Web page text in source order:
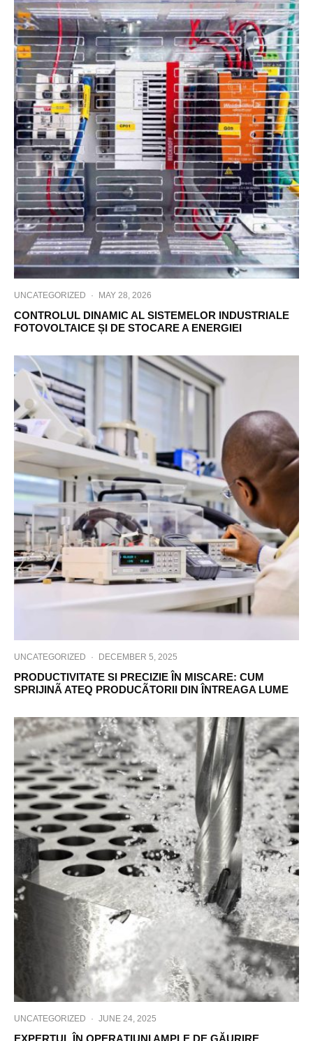
UNCATEGORIZED · MAY 28, 2026
CONTROLUL DINAMIC AL SISTEMELOR INDUSTRIALE
FOTOVOLTAICE ȘI DE STOCARE A ENERGIEI
UNCATEGORIZED · DECEMBER 5, 2025
PRODUCTIVITATE SI PRECIZIE ÎN MISCARE: CUM
SPRIJINÃ ATEQ PRODUCÃTORII DIN ÎNTREAGA LUME
UNCATEGORIZED · JUNE 24, 2025
EXPERTUL ÎN OPERAŢIUNI AMPLE DE GĂURIRE.